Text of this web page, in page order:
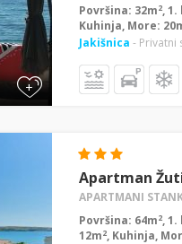
+
Površina: 32m2,
Kuhinja, More:
Jakišnica - Privatni
Apartman
APARTMANI
Površina: 64m2,
12m2, Kuhinja,